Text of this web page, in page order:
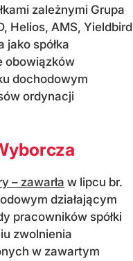
zależnymi Grupa
Helios, AMS, Yieldbird
jako spółka
obowiązków
dochodowym
ordynacji
– zawarła w lipcu br.
działającym
pracowników spółki
zwolnienia
w zawartym